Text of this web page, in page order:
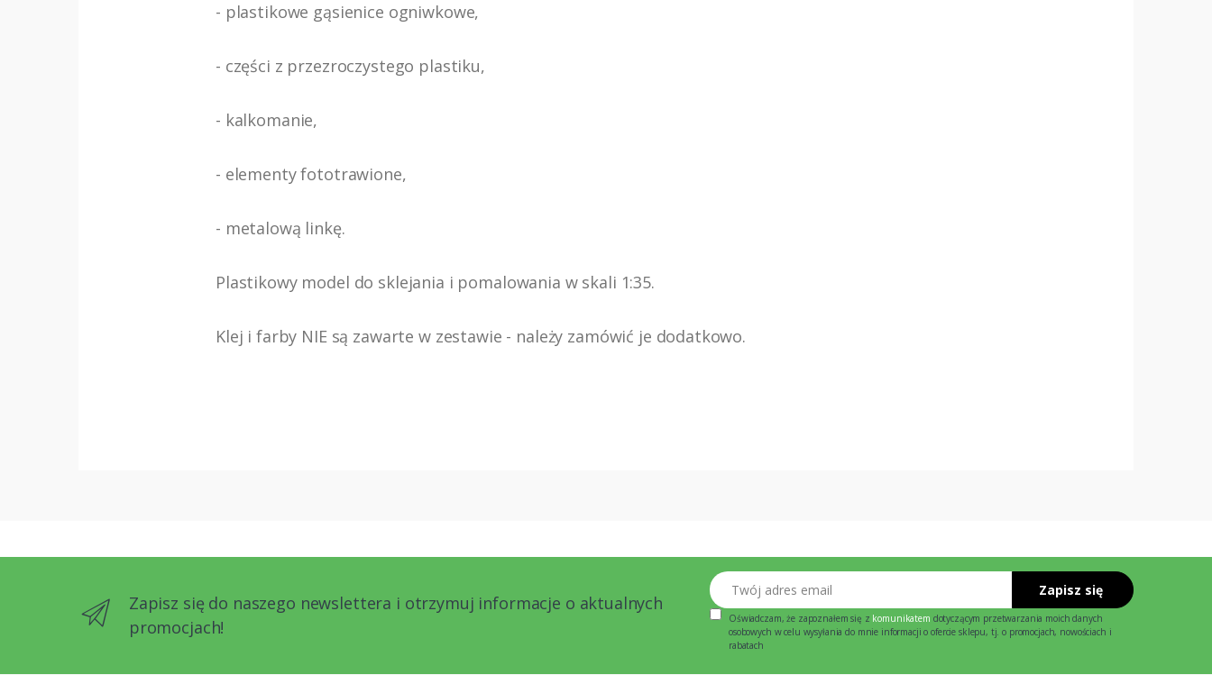
- plastikowe gąsienice ogniwkowe,
- części z przezroczystego plastiku,
- kalkomanie,
- elementy fototrawione,
- metalową linkę.
Plastikowy model do sklejania i pomalowania w skali 1:35.
Klej i farby NIE są zawarte w zestawie - należy zamówić je dodatkowo.
Zapisz się do naszego newslettera i otrzymuj informacje o aktualnych
promocjach!
Twój adres email
Zapisz się
Oświadczam, że zapoznałem się z komunikatem dotyczącym przetwarzania moich danych
osobowych w celu wysyłania do mnie informacji o ofercie sklepu, tj. o promocjach, nowościach i
rabatach